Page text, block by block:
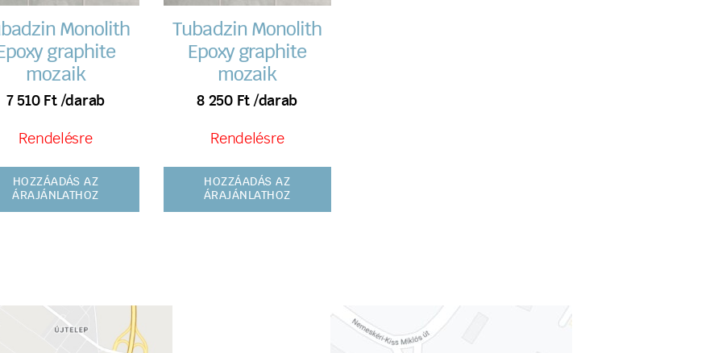
Monolith
graphite
mozaik
7 510 Ft /darab
Rendelésre
HOZZÁADÁS AZ
ÁRAJÁNLATHOZ
Tubadzin Monolith
Epoxy graphite
mozaik
8 250 Ft /darab
Rendelésre
HOZZÁADÁS AZ
ÁRAJÁNLATHOZ